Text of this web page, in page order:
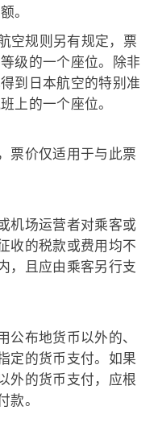
。
空规则另有规定，票
级的一个座位。除非
到日本航空的特别准
上的一个座位。
票价仅适用于与此票
机场运营者对乘客或
收的税款或费用均不
，且应由乘客另行支
公布地货币以外的、
定的货币支付。如果
外的货币支付，应根
款。